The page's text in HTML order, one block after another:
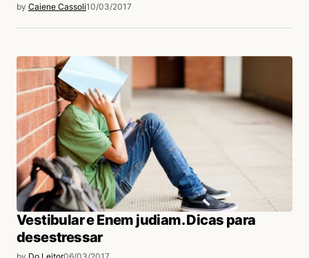
by Caiene Cassoli10/03/2017
Vestibular e Enem judiam. Dicas para
desestressar